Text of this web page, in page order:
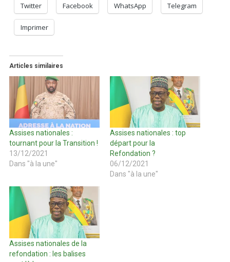
Twitter Facebook WhatsApp Telegram
Imprimer
Articles similaires
Assises nationales :
tournant pour la Transition !
13/12/2021
Dans "à la une"
Assises nationales : top
départ pour la
Refondation ?
06/12/2021
Dans "à la une"
Assises nationales de la
refondation : les balises